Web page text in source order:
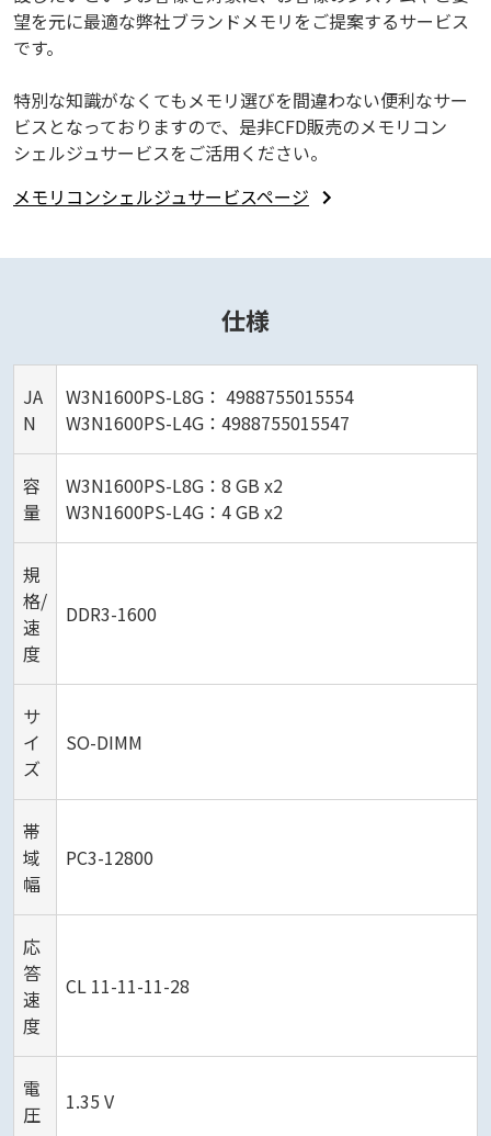
望を元に最適な弊社ブランドメモリをご提案するサービス
です。
特別な知識がなくてもメモリ選びを間違わない便利なサー
ビスとなっておりますので、是非CFD販売のメモリコン
シェルジュサービスをご活用ください。
メモリコンシェルジュサービスページ
仕様
JA
N
W3N1600PS-L8G： 4988755015554
W3N1600PS-L4G：4988755015547
容
量
W3N1600PS-L8G：8 GB x2
W3N1600PS-L4G：4 GB x2
規
格/
速
度
DDR3-1600
サ
イ
ズ
SO-DIMM
帯
域
幅
PC3-12800
応
答
速
度
CL 11-11-11-28
電
圧
1.35 V